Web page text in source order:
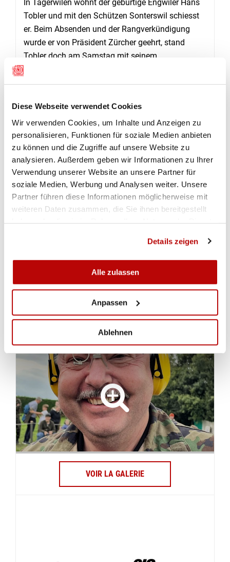
Diese Webseite verwendet Cookies
Wir verwenden Cookies, um Inhalte und Anzeigen zu
personalisieren, Funktionen für soziale Medien anbieten
zu können und die Zugriffe auf unsere Website zu
analysieren. Außerdem geben wir Informationen zu Ihrer
Verwendung unserer Website an unsere Partner für
soziale Medien, Werbung und Analysen weiter. Unsere
Partner führen diese Informationen möglicherweise mit
weiteren Daten zusammen, die Sie ihnen bereitgestellt
Details zeigen
Alle zulassen
Anpassen
Ablehnen
In Tägerwilen wohnt der gebürtige Engwiler Hans
Tobler und mit den Schützen Sonterswil schiesst
er. Beim Absenden und der Rangverkündigung
wurde er von Präsident Zürcher geehrt, stand
Tobler doch am Samstag mit seinem
Feuerlinie.
ARMEECHEF MIT
KRANZ
Armeechef Thomas Süssli zeigte seinen beiden
Kollegen, dem Chef der Armeeseelsorger, Samuel
Schmid und dem Chef des Militärwettkampfes,
Oberst Valentin Hasler, dass er der wirkliche Chef
ist. Mit seinen 13 von 15 möglichen Treffern
sicherte er sich als Einziger das Kranzabzeichen.
Doch Süssli griff nicht nur zum Gewehr, sondern in
dort nicht, aber sein Resultat darf sich dennoch
IMPRESSIONEN
VOIR LA GALERIE